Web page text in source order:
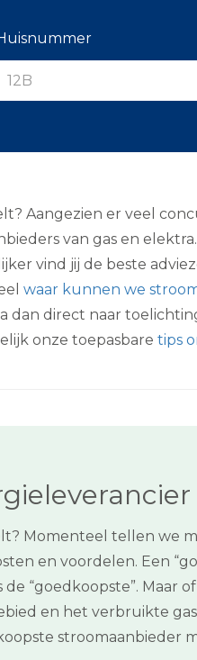
a
e
Aangezien er veel
van gas en
vind jij de beste
waar kunnen we
dan direct naar
onze toepasbare tips
Momenteel tellen we
en voordelen. Een
“goedkoopste”. Maar
en het verbruikte
stroomaanbieder